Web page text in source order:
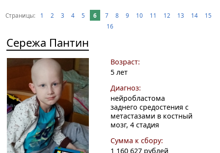
Страницы: 1 2 3 4 5 6 7 8 9 10 11 12 13 14
15
16
Сережа Пантин
Возраст:
5 лет
Диагноз:
нейробластома
заднего средостения с
метастазами в костный
мозг, 4 стадия
Сумма к сбору:
1 160 627 рублей